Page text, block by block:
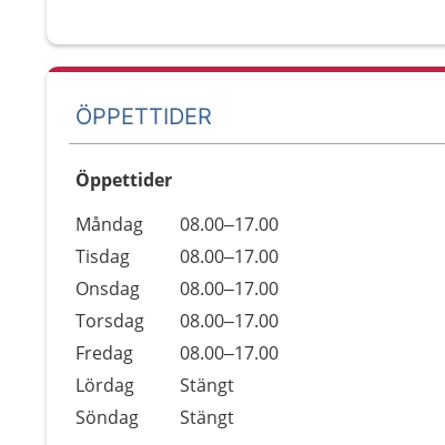
ÖPPETTIDER
Öppettider
Dag
Öppettider
Kommentarer
Måndag
08.00–17.00
Tisdag
08.00–17.00
Onsdag
08.00–17.00
Torsdag
08.00–17.00
Fredag
08.00–17.00
Lördag
Stängt
Söndag
Stängt